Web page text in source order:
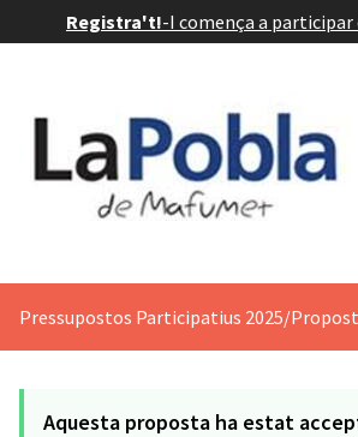
Registra't!-I comença a participar
Pressupostos Participatius 2025/
Aquesta proposta ha estat